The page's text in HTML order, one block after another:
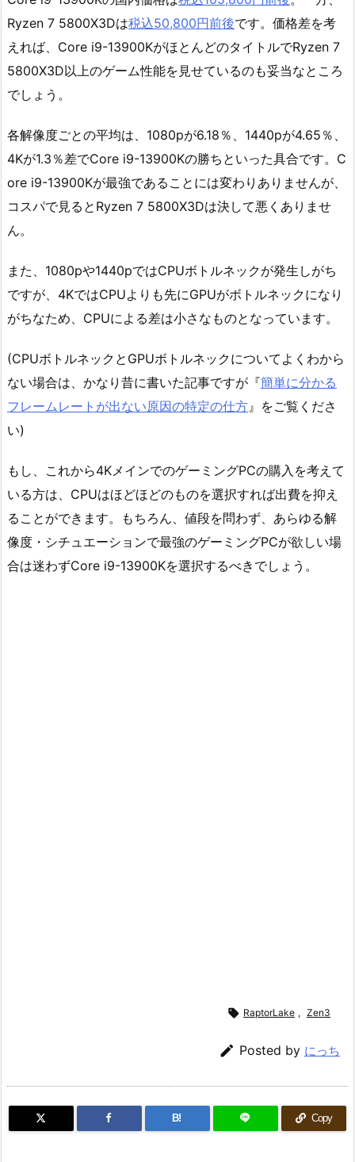
Ryzen 7 5800X3Dは税込50,800円前後です。価格差を考
えれば、Core i9-13900KがほとんどのタイトルでRyzen 7
5800X3D以上のゲーム性能を見せているのも妥当なところ
でしょう。
各解像度ごとの平均は、1080pが6.18％、1440pが4.65％、
4Kが1.3％差でCore i9-13900Kの勝ちといった具合です。C
ore i9-13900Kが最強であることには変わりありませんが、
コスパで見るとRyzen 7 5800X3Dは決して悪くありませ
ん。
また、1080pや1440pではCPUボトルネックが発生しがち
ですが、4KではCPUよりも先にGPUがボトルネックになり
がちなため、CPUによる差は小さなものとなっています。
(CPUボトルネックとGPUボトルネックについてよくわから
ない場合は、かなり昔に書いた記事ですが『簡単に分かる
フレームレートが出ない原因の特定の仕方 』をご覧くださ
い)
もし、これから4KメインでのゲーミングPCの購入を考えて
いる方は、CPUはほどほどのものを選択すれば出費を抑え
ることができます。もちろん、値段を問わず、あらゆる解
像度・シチュエーションで最強のゲーミングPCが欲しい場
合は迷わずCore i9-13900Kを選択するべきでしょう。
 RaptorLake , Zen3
 Posted by にっち
B! Copy